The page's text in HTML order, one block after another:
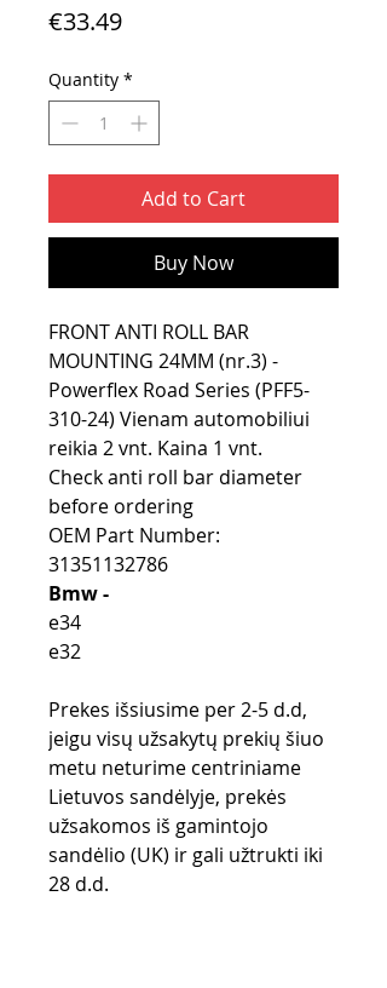
€33.49Price
Quantity *
Add to Cart
Buy Now
FRONT ANTI ROLL BAR
MOUNTING 24MM (nr.3) -
Powerflex Road Series (PFF5-
310-24) Vienam automobiliui
reikia 2 vnt. Kaina 1 vnt.
Check anti roll bar diameter
before ordering
OEM Part Number:
31351132786
Bmw -
e34
e32
Prekes išsiusime per 2-5 d.d,
jeigu visų užsakytų prekių šiuo
metu neturime centriniame
Lietuvos sandėlyje, prekės
užsakomos iš gamintojo
sandėlio (UK) ir gali užtrukti iki
28 d.d.